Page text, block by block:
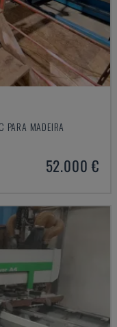
PARA MADEIRA
52.000 €